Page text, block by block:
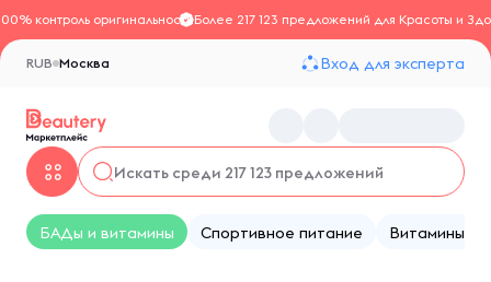
контроль оригинальностиБолее 217 123 предложений для Красоты и
Москва
RUB Вход для эксперта
БАДы и витамины Спортивное питание Витамины